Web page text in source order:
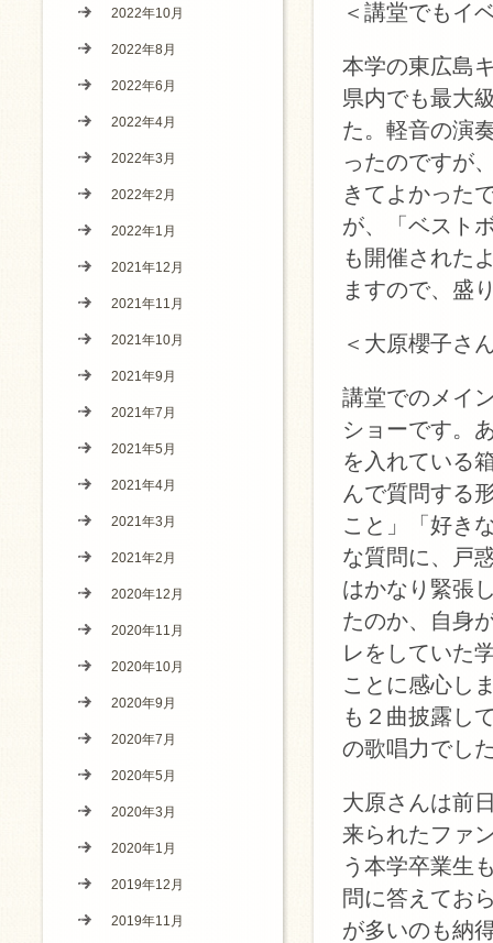
＜講堂でもイ
本学の東広島
県内でも最大
た。軽音の演
ったのですが
きてよかった
が、「ベスト
も開催された
ますので、盛
＜大原櫻子さ
講堂でのメイ
ショーです。
を入れている
んで質問する
こと」「好き
な質問に、戸
はかなり緊張
たのか、自身
レをしていた
ことに感心し
も２曲披露し
の歌唱力でし
大原さんは前
来られたファ
う本学卒業生
問に答えてお
が多いのも納
2022年10月
2022年8月
2022年6月
2022年4月
2022年3月
2022年2月
2022年1月
2021年12月
2021年11月
2021年10月
2021年9月
2021年7月
2021年5月
2021年4月
2021年3月
2021年2月
2020年12月
2020年11月
2020年10月
2020年9月
2020年7月
2020年5月
2020年3月
2020年1月
2019年12月
2019年11月